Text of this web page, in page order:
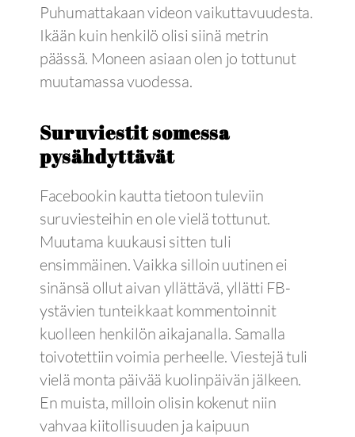
Puhumattakaan videon vaikuttavuudesta.
Ikään kuin henkilö olisi siinä metrin
päässä. Moneen asiaan olen jo tottunut
muutamassa vuodessa.
Suruviestit somessa
pysähdyttävät
Facebookin kautta tietoon tuleviin
suruviesteihin en ole vielä tottunut.
Muutama kuukausi sitten tuli
ensimmäinen. Vaikka silloin uutinen ei
sinänsä ollut aivan yllättävä, yllätti FB-
ystävien tunteikkaat kommentoinnit
kuolleen henkilön aikajanalla. Samalla
toivotettiin voimia perheelle. Viestejä tuli
vielä monta päivää kuolinpäivän jälkeen.
En muista, milloin olisin kokenut niin
vahvaa kiitollisuuden ja kaipuun